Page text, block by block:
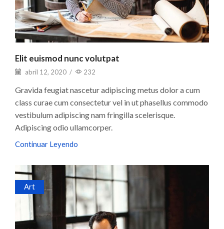
Elit euismod nunc volutpat
abril 12, 2020 / 232
Gravida feugiat nascetur adipiscing metus dolor a cum
class curae cum consectetur vel in ut phasellus commodo
vestibulum adipiscing nam fringilla scelerisque.
Adipiscing odio ullamcorper.
Continuar Leyendo
Art